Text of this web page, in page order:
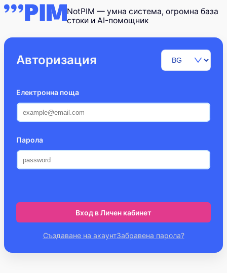
NotPIM — умна система, огромна база
стоки и AI-помощник
Авторизация
Електронна поща
Парола
Вход в Личен кабинет
Създаване на акаунтЗабравена парола?